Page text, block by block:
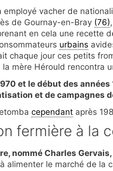
employé vacher de
de Gournay-en-Bray (76)
en cela une recette
urbains
chaque jour ces petits
mère Hérould rencontra
et le début des
et de campagnes
cependant après
fermière à la
nommé Charles
alimenter le marché de la